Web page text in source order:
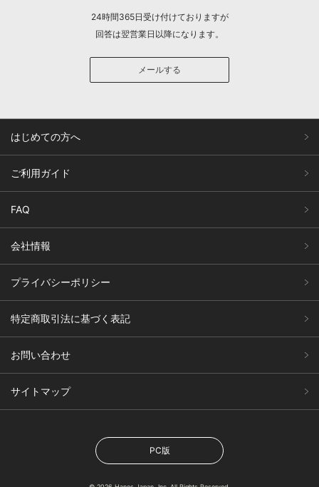
24時間365日受け付けておりますが
回答は翌営業日以降になります。
メールする
はじめての方へ
ご利用ガイド
FAQ
会社情報
プライバシーポリシー
特定商取引法に基づく表記
お問い合わせ
サイトマップ
PC版